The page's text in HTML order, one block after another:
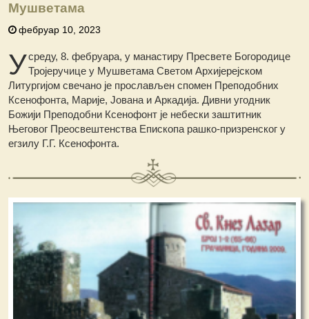
Мушветама
фебруар 10, 2023
Усреду, 8. фебруара, у манастиру Пресвете Богородице
Тројеручице у Мушветама Светом Архијерејском
Литургијом свечано је прослављен спомен Преподобних
Ксенофонта, Марије, Јована и Аркадија. Дивни угодник
Божији Преподобни Ксенофонт је небески заштитник
Његовог Преосвештенства Епископа рашко-призренског у
егзилу Г.Г. Ксенофонта.